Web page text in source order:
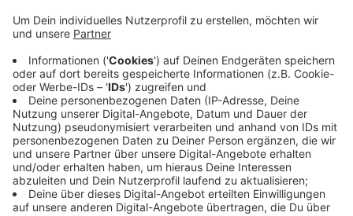
auch der Hauptangeklagte will das Urteil nicht
akzeptieren. Das Wuppertaler Landgericht hatte
vergangene Woche das Urteil des Amtsgerichts
bestätigt und die Berufungen verworfen. Der
Hauptangeklagte aus Wuppertal muss drei Jahre
ins Gefängnis. Ein ehemaliger
Sicherheitsmitarbeiter der Familie bekam wegen
Beihilfe zwei Jahre auf Bewährung. Aber die
Familie Schumacher sieht ihn als Drahtzieher und
will eine härtere Strafe.